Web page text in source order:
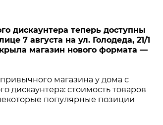
дискаунтера теперь доступны
7 августа на ул. Голодеда, 21/1
магазин нового формата —
магазина у дома с
дискаунтера: стоимость товаров
популярные позиции